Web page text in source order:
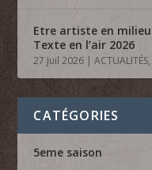
Etre artiste en
Texte en l’air 2026
27 Juil 2026 |ACTUALITÉS,
CATÉGORIES
5eme saison